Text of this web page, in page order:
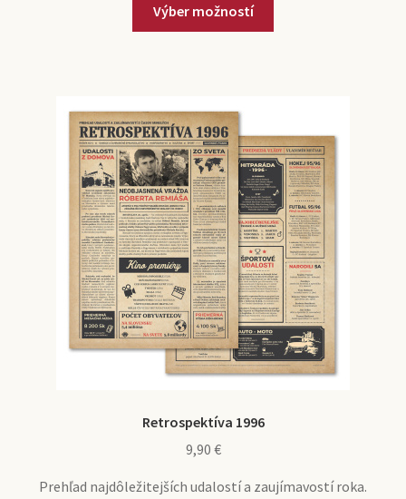
Výber možností
Retrospektíva 1996
9,90 €
Prehľad najdôležitejších udalostí a zaujímavostí roka.